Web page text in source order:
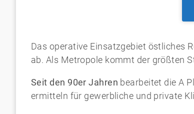
Das operative Einsatzgebiet östliches
ab. Als Metropole kommt der größten
Seit den 90er Jahren bearbeitet die A
ermitteln für gewerbliche und private